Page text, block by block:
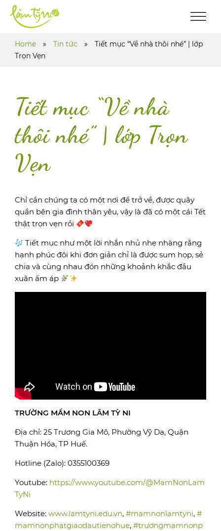
Home » Tin tức »
Tiết mục “Về nhà thôi nhé” | lớp
Trọn Vẹn
Tiết mục “Về nhà
thôi nhé” | lớp Trọn
Vẹn
Chỉ cần chúng ta có một nơi để trở về, được quây
quần bên gia đình thân yêu, vậy là đã có một cái Tết
thật trọn vẹn rồi
Tiết mục như một lời nhắn nhủ nhẹ nhàng rằng
hạnh phúc đôi khi đơn giản chỉ là được sum họp, sẻ
chia và cùng nhau đón những khoảnh khắc đầu
xuân ấm áp
TRƯỜNG MẦM NON LÂM TỲ NI
Địa chỉ: 25 Trương Gia Mô, Phường Vỹ Dạ, Quận
Thuận Hóa, TP Huế.
Hotline (Zalo): 0355100369
Youtube: https://www.youtube.com/@MamNonLam
TyNi
Website: www.lamtyni.edu.vn, #mamnonlamtyni, #
mamnonphatgiaodautienohue, #trươngmamnonp